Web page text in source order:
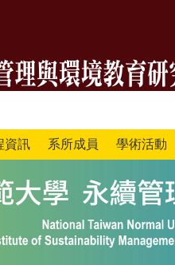
資訊 系所成員 學術活動